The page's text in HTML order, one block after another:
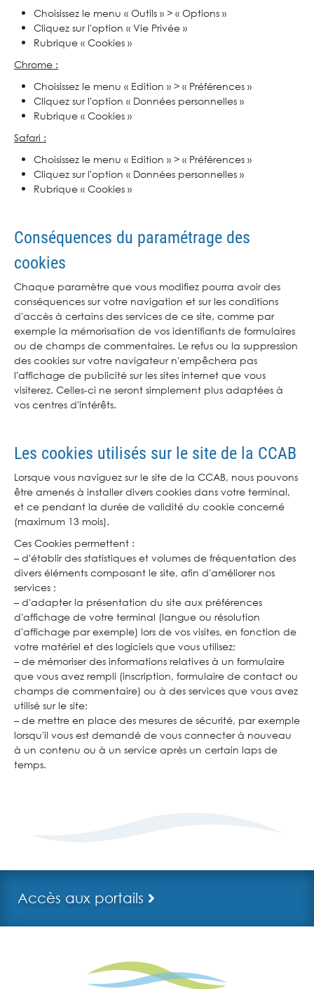
Choisissez le menu « Outils » > « Options »
Cliquez sur l'option « Vie Privée »
Rubrique « Cookies »
Chrome :
Choisissez le menu « Edition » > « Préférences »
Cliquez sur l'option « Données personnelles »
Rubrique « Cookies »
Safari :
Choisissez le menu « Edition » > « Préférences »
Cliquez sur l'option « Données personnelles »
Rubrique « Cookies »
Conséquences du paramétrage des
cookies
Chaque paramètre que vous modifiez pourra avoir des
conséquences sur votre navigation et sur les conditions
d'accès à certains des services de ce site, comme par
exemple la mémorisation de vos identifiants de formulaires
ou de champs de commentaires. Le refus ou la suppression
des cookies sur votre navigateur n'empêchera pas
l'affichage de publicité sur les sites internet que vous
visiterez. Celles-ci ne seront simplement plus adaptées à
vos centres d'intérêts.
Les cookies utilisés sur le site de la CCAB
Lorsque vous naviguez sur le site de la CCAB, nous pouvons
être amenés à installer divers cookies dans votre terminal,
et ce pendant la durée de validité du cookie concerné
(maximum 13 mois).
Ces Cookies permettent :
– d'établir des statistiques et volumes de fréquentation des
divers éléments composant le site, afin d'améliorer nos
services ;
– d'adapter la présentation du site aux préférences
d'affichage de votre terminal (langue ou résolution
d'affichage par exemple) lors de vos visites, en fonction de
votre matériel et des logiciels que vous utilisez;
– de mémoriser des informations relatives à un formulaire
que vous avez rempli (inscription, formulaire de contact ou
champs de commentaire) ou à des services que vous avez
utilisé sur le site;
– de mettre en place des mesures de sécurité, par exemple
lorsqu'il vous est demandé de vous connecter à nouveau
à un contenu ou à un service après un certain laps de
temps.
Accès aux portails